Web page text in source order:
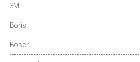
3M
Boris
Bosch